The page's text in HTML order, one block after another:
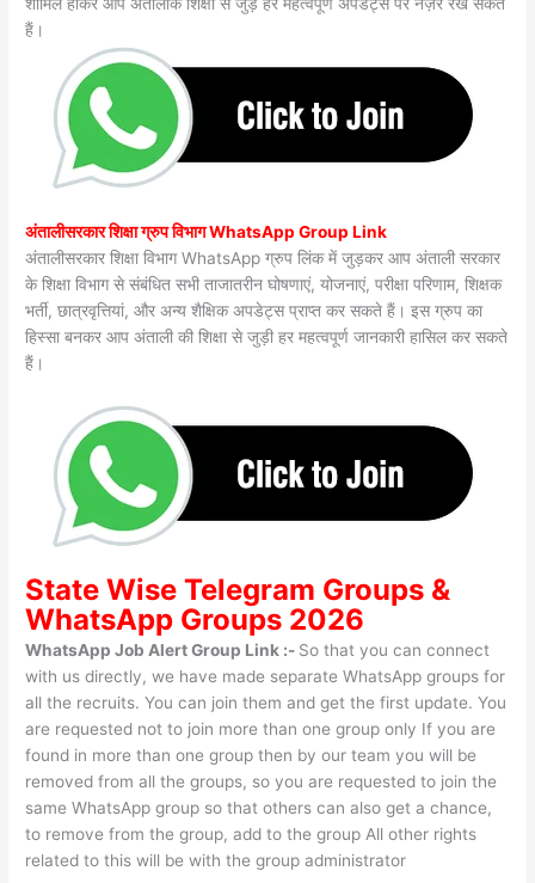
हैं।
अंतालीसरकार शिक्षा ग्रुप विभाग WhatsApp Group Link
अंतालीसरकार शिक्षा विभाग WhatsApp ग्रुप लिंक में जुड़कर आप अंताली सरकार
के शिक्षा विभाग से संबंधित सभी ताजातरीन घोषणाएं, योजनाएं, परीक्षा परिणाम, शिक्षक
भर्ती, छात्रवृत्तियां, और अन्य शैक्षिक अपडेट्स प्राप्त कर सकते हैं। इस ग्रुप का
हिस्सा बनकर आप अंताली की शिक्षा से जुड़ी हर महत्वपूर्ण जानकारी हासिल कर सकते
हैं।
State WiseTelegram Groups &
WhatsApp Groups 2026
WhatsApp Job Alert Group Link :- So that you can connect
with us directly, we have made separate WhatsApp groups for
all the recruits. You can join them and get the first update. You
are requested not to join more than one group only If you are
found in more than one group then by our team you will be
removed from all the groups, so you are requested to join the
same WhatsApp group so that others can also get a chance,
to remove from the group, add to the group All other rights
related to this will be with the group administrator